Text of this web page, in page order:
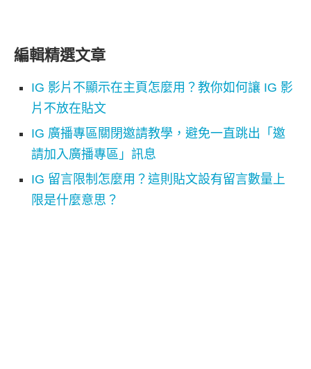
編輯精選文章
IG 影片不顯示在主頁怎麼用？教你如何讓 IG 影
片不放在貼文
IG 廣播專區關閉邀請教學，避免一直跳出「邀
請加入廣播專區」訊息
IG 留言限制怎麼用？這則貼文設有留言數量上
限是什麼意思？